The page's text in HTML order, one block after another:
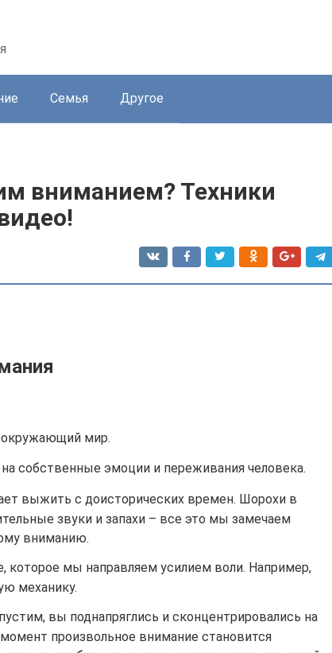
Семья Другое
вниманием? Техники
окружающий мир.
собственные эмоции и переживания человека.
выжить с доисторических времен. Шорохи в
звуки и запахи – все это мы замечаем
вниманию.
которое мы направляем усилием воли. Например,
механику.
вы поднапряглись и сконцентрировались на
произвольное внимание становится